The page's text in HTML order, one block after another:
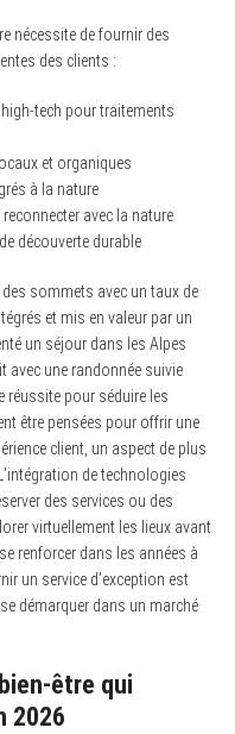
nécessite de fournir des
des clients :
tech pour traitements
et organiques
à la nature
avec la nature
découverte durable
sommets avec un taux de
et mis en valeur par un
un séjour dans les Alpes
avec une randonnée suivie
réussite pour séduire les
être pensées pour offrir une
client, un aspect de plus
de technologies
des services ou des
virtuellement les lieux avant
renforcer dans les années à
un service d’exception est
démarquer dans un marché
être qui
2026